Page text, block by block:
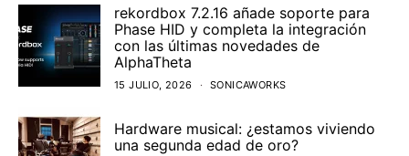
rekordbox 7.2.16 añade soporte para
Phase HID y completa la integración
con las últimas novedades de
AlphaTheta
15 JULIO, 2026 SONICAWORKS
Hardware musical: ¿estamos viviendo
una segunda edad de oro?